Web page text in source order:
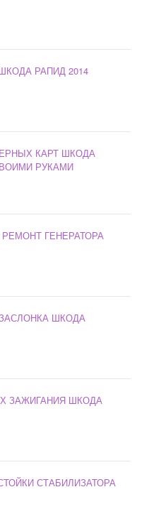
РАПИД 2014
КАРТ ШКОДА
РУКАМИ
ГЕНЕРАТОРА
ШКОДА
ЗАЖИГАНИЯ ШКОДА
СТАБИЛИЗАТОРА